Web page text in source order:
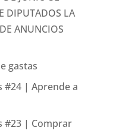
DIPUTADOS LA
ANUNCIOS
gastas
#24 | Aprende a
#23 | Comprar